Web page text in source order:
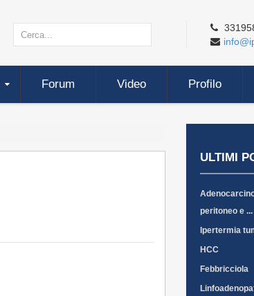
Forum Video Profilo
ULTIMI
peritoneo e ...
Ipertermia
HCC
Febbricciola